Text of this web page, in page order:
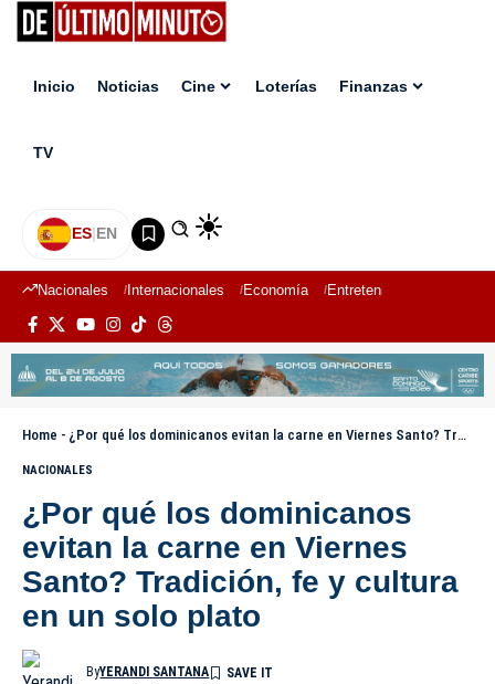
Inicio Noticias Cine Loterías Finanzas
TV
ES|EN
Nacionales Internacionales Economía Entretenimiento
Home - ¿Por qué los dominicanos evitan la carne en Viernes Santo? Tradición, fe y cultura en un solo plato
NACIONALES
¿Por qué los dominicanos
evitan la carne en Viernes
Santo? Tradición, fe y cultura
en un solo plato
ByYERANDI SANTANA